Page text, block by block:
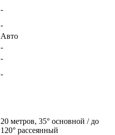
-
-
Авто
-
-
-
20 метров, 35° основной / до
120° рассеянный